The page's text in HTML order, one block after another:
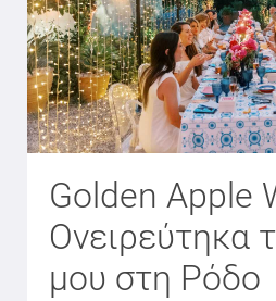
Golden Apple
Ονειρεύτηκα
μου στη Ρόδο